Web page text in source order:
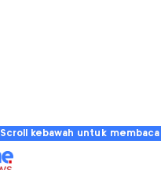
Scroll kebawah untuk membaca